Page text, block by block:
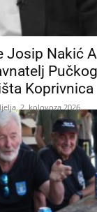
Josip Nakić
Koprivnica
2. kolovoza 2026.